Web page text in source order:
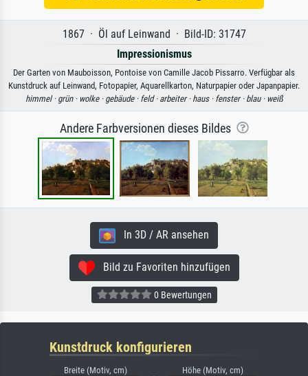
1867 · Öl auf Leinwand · Bild-ID: 31747
Impressionismus
Der Garten von Mauboisson, Pontoise von Camille Jacob Pissarro. Verfügbar als
Kunstdruck auf Leinwand, Fotopapier, Aquarellkarton, Naturpapier oder Japanpapier.
himmel · grün · wolke · gebäude · feld · arbeiter · haus · fenster · blau · weiß
Andere Farbversionen dieses Bildes
In 3D / AR ansehen
Bild zu Favoriten hinzufügen
0 Bewertungen
Kunstdruck konfigurieren
Breite (Motiv, cm) Höhe (Motiv, cm)